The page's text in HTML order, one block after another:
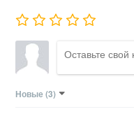
Новые (3)